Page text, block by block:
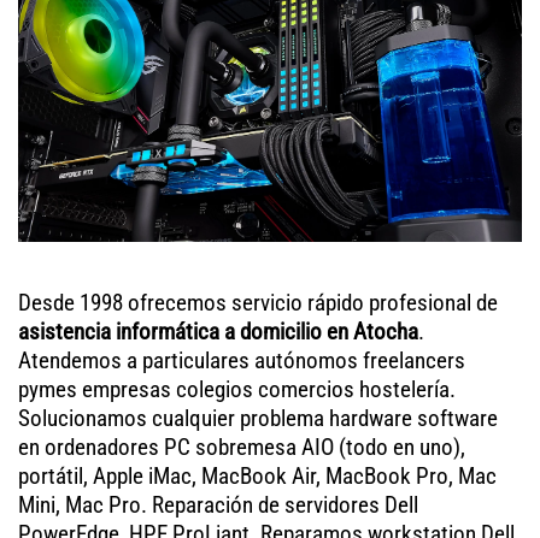
Desde 1998 ofrecemos servicio rápido profesional de
asistencia informática a domicilio en Atocha.
Atendemos a particulares autónomos freelancers
pymes empresas colegios comercios hostelería.
Solucionamos cualquier problema hardware software
en ordenadores PC sobremesa AIO (todo en uno),
portátil, Apple iMac, MacBook Air, MacBook Pro, Mac
Mini, Mac Pro. Reparación de servidores Dell